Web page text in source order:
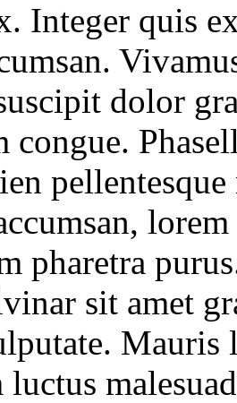
Integer quis
dolor
congue.
pharetra
sit amet